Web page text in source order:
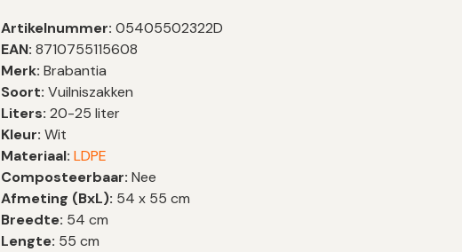
Artikelnummer:05405502322D
EAN: 8710755115608
Merk: Brabantia
Soort: Vuilniszakken
Liters:20-25 liter
Kleur: Wit
Materiaal: LDPE
Composteerbaar:Nee
Afmeting (BxL): 54 x 55 cm
Breedte: 54 cm
Lengte: 55 cm